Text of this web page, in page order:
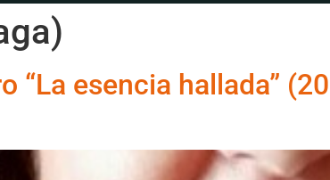
“La esencia hallada”